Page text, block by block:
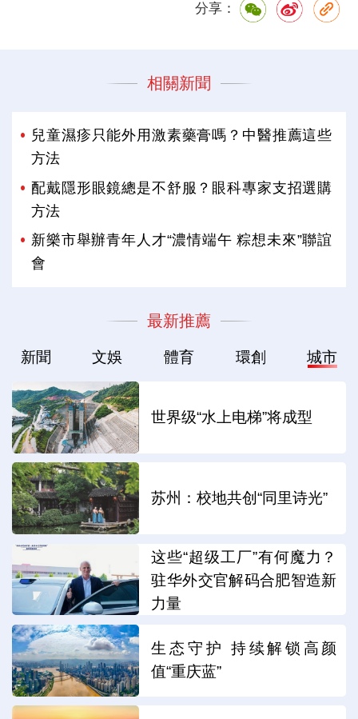
分享：
相關新聞
兒童濕疹只能外用激素藥膏嗎？中醫推薦這些
方法
配戴隱形眼鏡總是不舒服？眼科專家支招選購
方法
新樂市舉辦青年人才“濃情端午 粽想未來”聯誼
會
最新推薦
新聞 文娛 體育 環創 城市
世界级“水上电梯”将成型
苏州：校地共创“同里诗光”
这些“超级工厂”有何魔力？
驻华外交官解码合肥智造新
力量
生态守护 持续解锁高颜
值“重庆蓝”